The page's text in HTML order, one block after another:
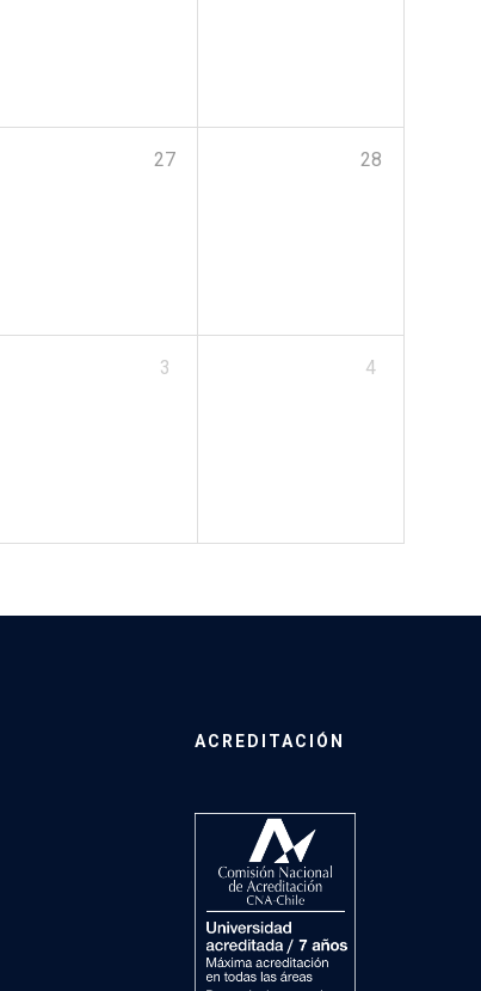
27 28
3 4
ACREDITACIÓN